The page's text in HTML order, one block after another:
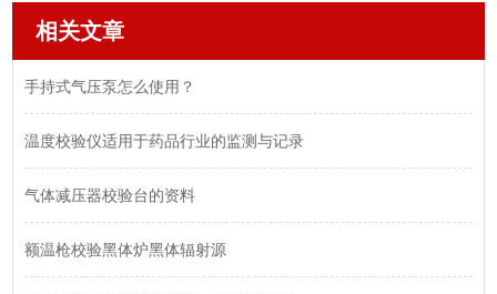
相关文章
手持式气压泵怎么使用？
温度校验仪适用于药品行业的监测与记录
气体减压器校验台的资料
额温枪校验黑体炉黑体辐射源